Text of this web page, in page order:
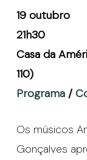
19 outubro
21h30
Casa da
110)
Programa/
Os músicos
Gonçalves